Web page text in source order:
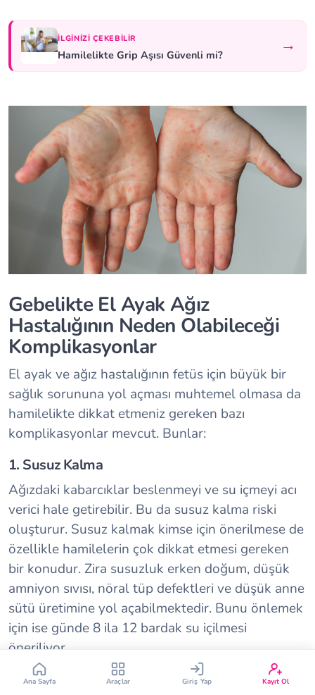
İLGINIZI ÇEKEBILIR
Hamilelikte Grip Aşısı Güvenli mi? →
Gebelikte El Ayak Ağız
Hastalığının Neden Olabileceği
Komplikasyonlar
El ayak ve ağız hastalığının fetüs için büyük bir
sağlık sorununa yol açması muhtemel olmasa da
hamilelikte dikkat etmeniz gereken bazı
komplikasyonlar mevcut. Bunlar:
1. Susuz Kalma
Ağızdaki kabarcıklar beslenmeyi ve su içmeyi acı
verici hale getirebilir. Bu da susuz kalma riski
oluşturur. Susuz kalmak kimse için önerilmese de
özellikle hamilelerin çok dikkat etmesi gereken
bir konudur. Zira susuzluk erken doğum, düşük
amniyon sıvısı, nöral tüp defektleri ve düşük anne
sütü üretimine yol açabilmektedir. Bunu önlemek
için ise günde 8 ila 12 bardak su içilmesi
öneriliyor.
2. Viral Menenjit ve Ensefalit
Bebek İsim Bulucu
Bebek Burcu Bebek Aşı Takvimi
Vücut Kitle Endeksi Gebelik Hesaplama
Yumurtlama Hesaplama Gebe Sözlüğü
Ana Sayfa Araçlar Giriş Yap Kayıt Ol